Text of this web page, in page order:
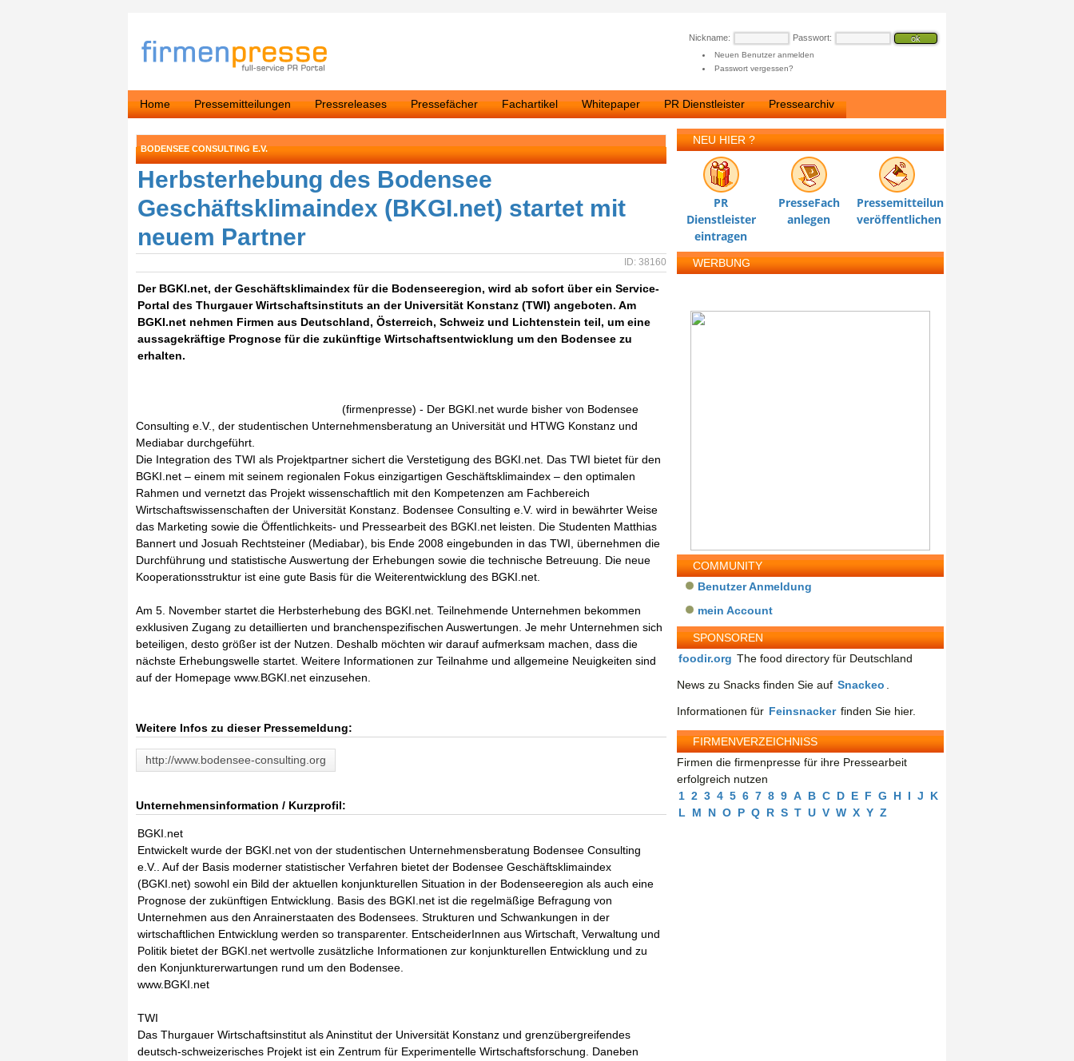
Nickname: Passwort:
Neuen Benutzer anmelden
Passwort vergessen?
Home Pressemitteilungen Pressreleases Pressefächer Fachartikel Whitepaper PR Dienstleister Pressearchiv
BODENSEE CONSULTING E.V.
Herbsterhebung des Bodensee
Geschäftsklimaindex (BKGI.net) startet mit
neuem Partner
ID: 38160
Der BGKI.net, der Geschäftsklimaindex für die Bodenseeregion, wird ab sofort über ein Service-
Portal des Thurgauer Wirtschaftsinstituts an der Universität Konstanz (TWI) angeboten. Am
BGKI.net nehmen Firmen aus Deutschland, Österreich, Schweiz und Lichtenstein teil, um eine
aussagekräftige Prognose für die zukünftige Wirtschaftsentwicklung um den Bodensee zu
erhalten.
(firmenpresse) - Der BGKI.net wurde bisher von Bodensee
Consulting e.V., der studentischen Unternehmensberatung an Universität und HTWG Konstanz und
Mediabar durchgeführt.
Die Integration des TWI als Projektpartner sichert die Verstetigung des BGKI.net. Das TWI bietet für den
BGKI.net – einem mit seinem regionalen Fokus einzigartigen Geschäftsklimaindex – den optimalen
Rahmen und vernetzt das Projekt wissenschaftlich mit den Kompetenzen am Fachbereich
Wirtschaftswissenschaften der Universität Konstanz. Bodensee Consulting e.V. wird in bewährter Weise
das Marketing sowie die Öffentlichkeits- und Pressearbeit des BGKI.net leisten. Die Studenten Matthias
Bannert und Josuah Rechtsteiner (Mediabar), bis Ende 2008 eingebunden in das TWI, übernehmen die
Durchführung und statistische Auswertung der Erhebungen sowie die technische Betreuung. Die neue
Kooperationsstruktur ist eine gute Basis für die Weiterentwicklung des BGKI.net.
Am 5. November startet die Herbsterhebung des BGKI.net. Teilnehmende Unternehmen bekommen
exklusiven Zugang zu detaillierten und branchenspezifischen Auswertungen. Je mehr Unternehmen sich
beteiligen, desto größer ist der Nutzen. Deshalb möchten wir darauf aufmerksam machen, dass die
nächste Erhebungswelle startet. Weitere Informationen zur Teilnahme und allgemeine Neuigkeiten sind
auf der Homepage www.BGKI.net einzusehen.
Weitere Infos zu dieser Pressemeldung:
http://www.bodensee-consulting.org
Unternehmensinformation / Kurzprofil:
BGKI.net
Entwickelt wurde der BGKI.net von der studentischen Unternehmensberatung Bodensee Consulting
e.V.. Auf der Basis moderner statistischer Verfahren bietet der Bodensee Geschäftsklimaindex
(BGKI.net) sowohl ein Bild der aktuellen konjunkturellen Situation in der Bodenseeregion als auch eine
Prognose der zukünftigen Entwicklung. Basis des BGKI.net ist die regelmäßige Befragung von
Unternehmen aus den Anrainerstaaten des Bodensees. Strukturen und Schwankungen in der
wirtschaftlichen Entwicklung werden so transparenter. EntscheiderInnen aus Wirtschaft, Verwaltung und
Politik bietet der BGKI.net wertvolle zusätzliche Informationen zur konjunkturellen Entwicklung und zu
den Konjunkturerwartungen rund um den Bodensee.
www.BGKI.net
TWI
Das Thurgauer Wirtschaftsinstitut als Aninstitut der Universität Konstanz und grenzübergreifendes
deutsch-schweizerisches Projekt ist ein Zentrum für Experimentelle Wirtschaftsforschung. Daneben
NEU HIER ?
PR
Dienstleister
eintragen
PresseFach
anlegen
Pressemitteilung
veröffentlichen
WERBUNG
COMMUNITY
Benutzer Anmeldung
mein Account
SPONSOREN
foodir.org The food directory für Deutschland
News zu Snacks finden Sie auf Snackeo
Informationen für Feinsnacker finden Sie hier.
FIRMENVERZEICHNISS
Firmen die firmenpresse für ihre Pressearbeit
erfolgreich nutzen
1 2 3 4 5 6 7 8 9 A B C D E F G H I J
K
L
M N O P Q R S T U V W X Y Z